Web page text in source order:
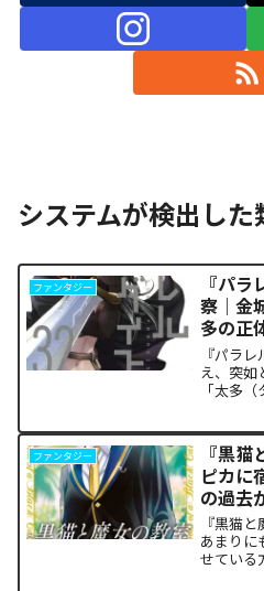
システムが検出した
ファンタジー
『パ
察｜金
多の正
『パラ
え、突如
「太多
あまりに
になっ
ファンタジー
『黒
ピカに
の過去
『黒猫
あまりに
せている